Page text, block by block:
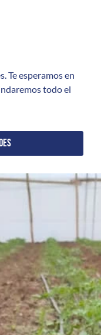
Te esperamos en
todo el